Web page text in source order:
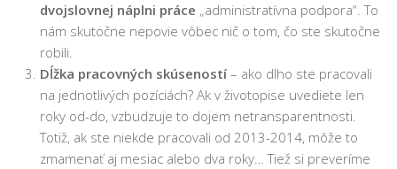
dvojslovnej náplni práce „administratívna podpora“. To
nám skutočne nepovie vôbec nič o tom, čo ste skutočne
robili.
Dĺžka pracovných skúseností – ako dlho ste pracovali
na jednotlivých pozíciách? Ak v životopise uvediete len
roky od-do, vzbudzuje to dojem netransparentnosti.
Totiž, ak ste niekde pracovali od 2013-2014, môže to
zmamenať aj mesiac alebo dva roky… Tiež si preveríme